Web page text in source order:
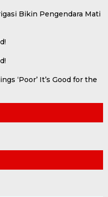
Bikin Pengendara Mati
‘Poor’ It’s Good for the